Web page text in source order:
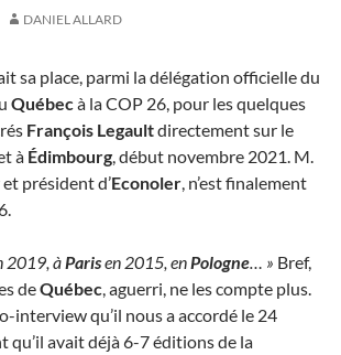
DANIEL ALLARD
sa place, parmi la délégation officielle du
Québec à la COP 26, pour les quelques
François Legaultdirectement sur le
à Édimbourg , début novembre 2021. M.
président d’Econoler , n’est finalement
2019, à Parisen 2015, en Pologne … » Bref,
deQuébec , aguerri, ne les compte plus.
interview qu’il nous a accordé le 24
qu’il avait déjà 6-7 éditions de la